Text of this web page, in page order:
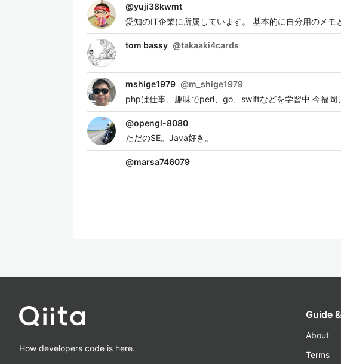
@yuji38kwmt
愛知のIT企業に所属しています。 基本的に自分用のメモ
tom bassy @takaaki4cards
mshige1979 @m_shige1979
phpは仕事、趣味でperl、go、swiftなどを学習中 今福岡
@opengl-8080
ただのSE。Java好き。
@marsa746079
How developers code is here.
Guide
About
Terms